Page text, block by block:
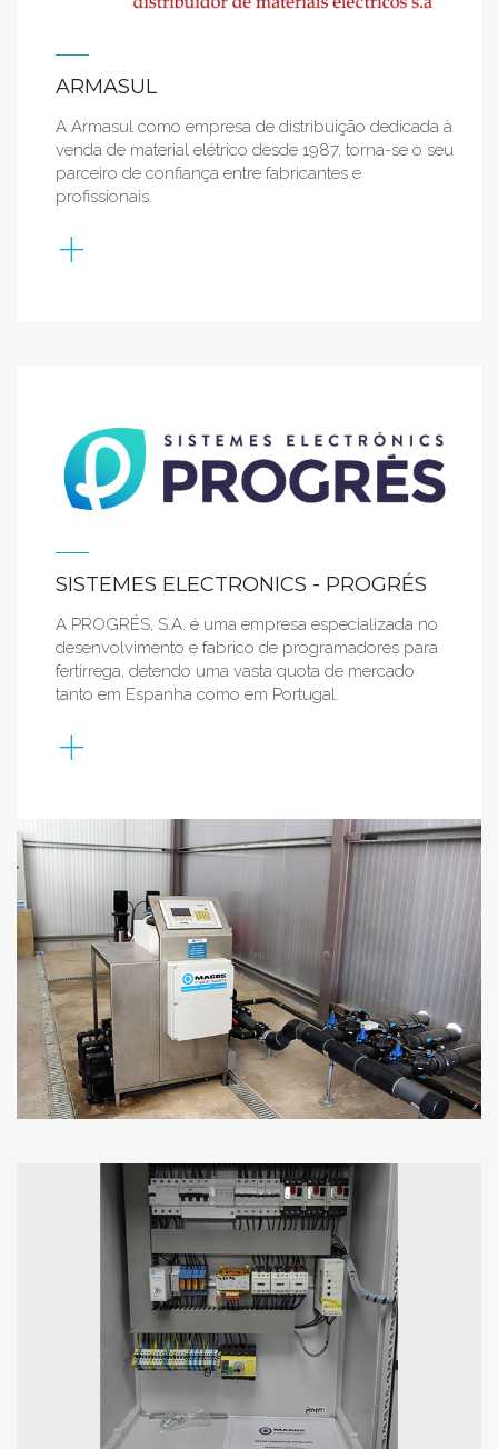
ARMASUL
A Armasul como empresa de distribuição dedicada à
venda de material elétrico desde 1987, torna-se o seu
parceiro de confiança entre fabricantes e
profissionais.
+
SISTEMES ELECTRONICS - PROGRÉS
A PROGRÉS, S.A. é uma empresa especializada no
desenvolvimento e fabrico de programadores para
fertirrega, detendo uma vasta quota de mercado
tanto em Espanha como em Portugal.
+